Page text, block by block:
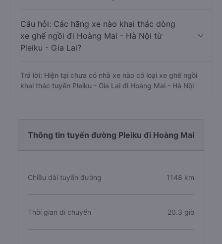
Câu hỏi: Các hãng xe nào khai thác dòng
xe ghế ngồi đi Hoàng Mai - Hà Nội từ
Pleiku - Gia Lai?
Trả lời: Hiện tại chưa có nhà xe nào có loại xe ghế ngồi
khai thác tuyến Pleiku - Gia Lai đi Hoàng Mai - Hà Nội
Thông tin tuyến đường Pleiku đi Hoàng Mai
Chiều dài tuyến đường 1148 km
Thời gian di chuyển 20.3 giờ